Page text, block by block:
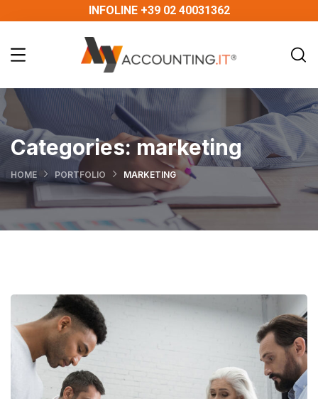
INFOLINE +39 02 40031362
Categories:marketing
HOME PORTFOLIO MARKETING